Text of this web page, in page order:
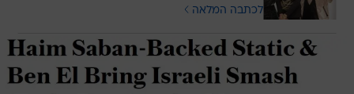
לכתבה המלאה